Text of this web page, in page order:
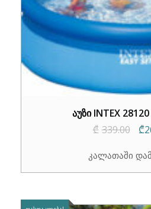
აუზი INTEX 28120
₾ 339.00 ₾
კალათაში